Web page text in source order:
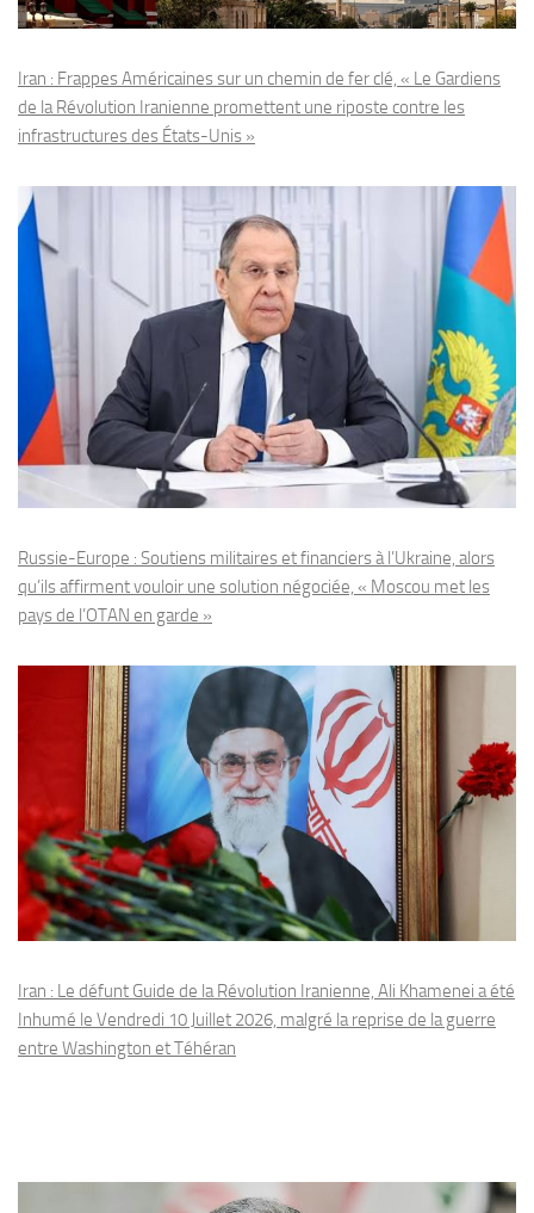
Iran : Frappes Américaines sur un chemin de fer clé, « Le Gardiens
de la Révolution Iranienne promettent une riposte contre les
infrastructures des États-Unis »
Russie-Europe : Soutiens militaires et financiers à l’Ukraine, alors
qu’ils affirment vouloir une solution négociée, « Moscou met les
pays de l’OTAN en garde »
Iran : Le défunt Guide de la Révolution Iranienne, Ali Khamenei a été
Inhumé le Vendredi 10 Juillet 2026, malgré la reprise de la guerre
entre Washington et Téhéran